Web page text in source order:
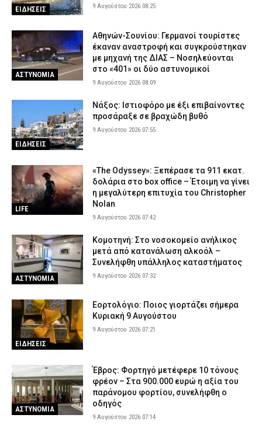
ΕΙΔΗΣΕΙΣ 9 Αυγούστου 2026 08:25
ΑΣΤΥΝΟΜΙΑ
Αθηνών-Σουνίου: Γερμανοί τουρίστες
έκαναν αναστροφή και συγκρούστηκαν
με μηχανή της ΔΙΑΣ – Νοσηλεύονται
στο «401» οι δύο αστυνομικοί
9 Αυγούστου 2026 08:09
ΕΙΔΗΣΕΙΣ
Νάξος: Ιστιοφόρο με έξι επιβαίνοντες
προσάραξε σε βραχώδη βυθό
9 Αυγούστου 2026 07:55
LIFE
«The Odyssey»: Ξεπέρασε τα 911 εκατ.
δολάρια στο box office – Έτοιμη να γίνει
η μεγαλύτερη επιτυχία του Christopher
Nolan
9 Αυγούστου 2026 07:42
ΑΣΤΥΝΟΜΙΑ
Κομοτηνή: Στο νοσοκομείο ανήλικος
μετά από κατανάλωση αλκοόλ –
Συνελήφθη υπάλληλος καταστήματος
9 Αυγούστου 2026 07:32
ΕΙΔΗΣΕΙΣ
Εορτολόγιο: Ποιος γιορτάζει σήμερα
Κυριακή 9 Αυγούστου
9 Αυγούστου 2026 07:21
ΑΣΤΥΝΟΜΙΑ
Έβρος: Φορτηγό μετέφερε 10 τόνους
φρέον – Στα 900.000 ευρώ η αξία του
παράνομου φορτίου, συνελήφθη ο
οδηγός
9 Αυγούστου 2026 07:14